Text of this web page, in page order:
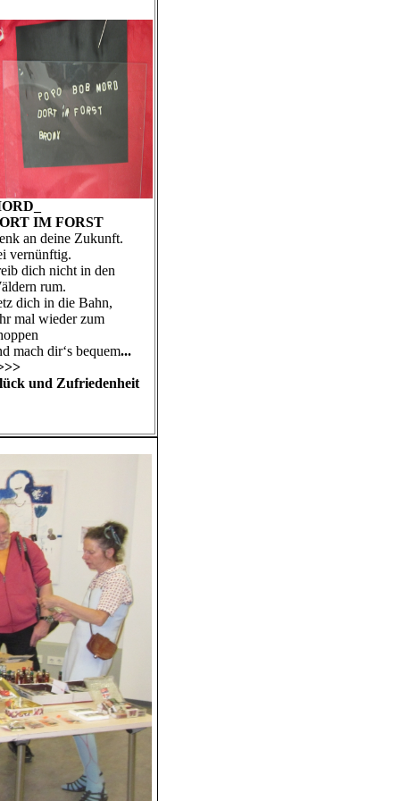
IM FORST
an deine Zukunft.
vernünftig.
dich nicht in den
rum.
dich in die Bahn,
mal wieder zum
mach dir‘s bequem...
und Zufriedenheit